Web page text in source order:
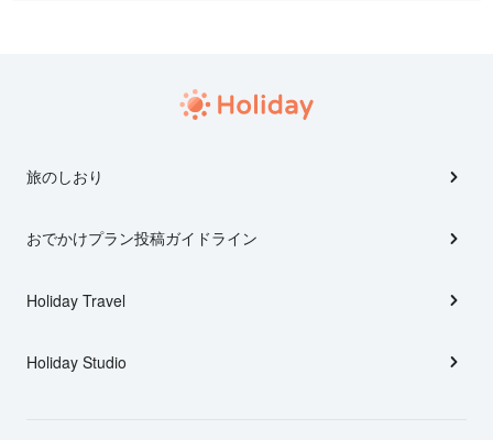
旅のしおり
おでかけプラン投稿ガイドライン
Holiday Travel
Holiday Studio